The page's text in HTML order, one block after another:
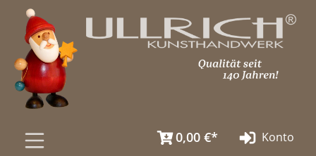
Zum Hauptinhalt springen
0,00 €* Konto